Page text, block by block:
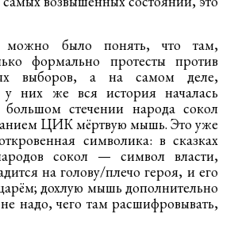
можно было понять, что там,
формально протесты против
выборов, а на самом деле,
них же вся история началась
стечении народа сокол
ЦИК мёртвую мышь. Это уже
символика: в сказках
сокол — символ власти,
на голову/плечо героя, и его
дохлую мышь дополнительно
надо, чего там расшифровывать,